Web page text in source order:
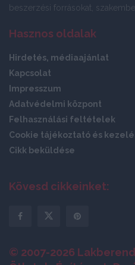
beszerzési forrásokat,
Hasznos oldalak
Hirdetés, médiaajánlat
Kapcsolat
Impresszum
Adatvédelmi központ
Felhasználási feltételek
Cookie tájékoztató és
Cikk beküldése
Kövesd cikkeinket:
© 2007-2026